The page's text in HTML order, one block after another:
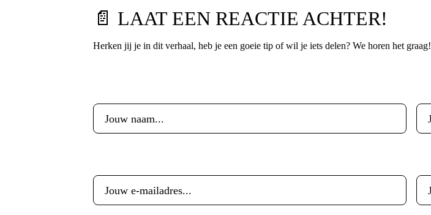
📄 LAAT EEN REACTIE ACHTER!
Herken jij je in dit verhaal, heb je een goeie tip of wil je iets delen? We horen het graag!